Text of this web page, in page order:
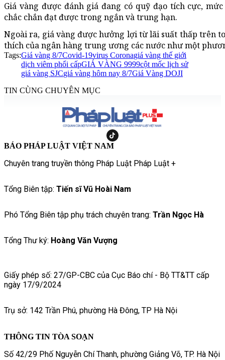
Giá vàng được đánh giá đang có quỹ đạo tích cực, mức
chắc chắn đạt được trong ngắn và trung hạn.
Ngoài ra, giá vàng được hưởng lợi từ lãi suất thấp trên
thích của ngân hàng trung ương các nước như một
Tags:Giá vàng 8/7Covid-19virus Coronagiá vàng thế giới
dịch viêm phổi cấpGIÁ VÀNG 9999cột mốc lịch sử
giá vàng SJCgiá vàng hôm nay 8/7Giá Vàng DOJI
TIN CÙNG CHUYÊN MỤC
BÁO PHÁP LUẬT VIỆT NAM
Chuyên trang truyền thông Pháp Luật Pháp Luật +
Tổng Biên tập: Tiến sĩ Vũ Hoài Nam
Phó Tổng Biên tập phụ trách chuyên trang: Trần Ngọc Hà
Tổng Thư ký: Hoàng Văn Vượng
Giấy phép số: 27/GP-CBC của Cục Báo chí - Bộ TT&TT cấp
ngày 17/9/2024
Trụ sở: 142 Trần Phú, phường Hà Đông, TP Hà Nội
THÔNG TIN TÒA SOẠN
Số 42/29 Phố Nguyễn Chí Thanh, phường Giảng Võ, TP. Hà Nội